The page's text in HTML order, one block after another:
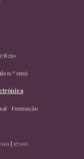
11511)
· Formação
| 17:00